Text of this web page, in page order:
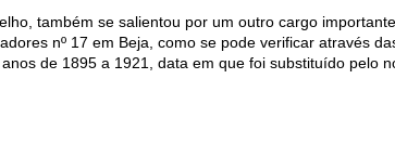
também se salientou por um outro cargo
nº 17 em Beja, como se pode verificar através
de 1895 a 1921, data em que foi substituído pelo